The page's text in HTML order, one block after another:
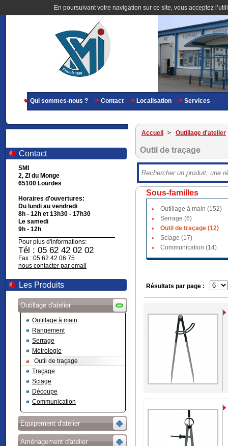
En poursuivant votre navigation sur ce site, vous acceptez
Qui sommes-nous ? Contact Localisation Services
Contact
SMI
2, ZI du Monge
65100 Lourdes
Horaires d'ouvertures:
Du lundi au vendredi
8h - 12h et 13h30 - 17h30
Le samedi
9h - 12h
Pour plus d'informations:
Tél : 05 62 42 02 02
Fax : 05 62 42 06 75
nous contacter par email
Les Produits
Outillage d'atelier
Outillage à main
Rangement
Serrage
Métrologie
Outil de traçage
Traçage
Sciage
Découpe
Communication
Equipement d'atelier
Aménagement d'atelier
Accueil > Outillage d'atelier
Outil de traçage
Sous-familles
Outillage à main (152)
Serrage (6)
Outil de traçage (12)
Sciage (17)
Communication (14)
Résultats par page :